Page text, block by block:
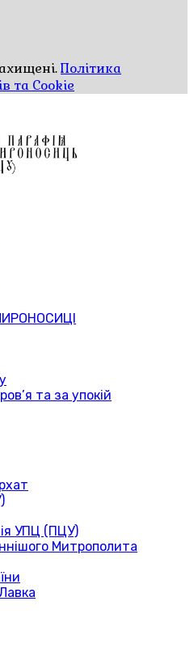
Політика
та Cookie
та за упокій
УПЦ (ПЦУ)
Митрополита